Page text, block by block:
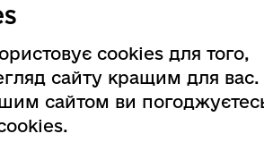
cookies для того,
сайту кращим для вас.
сайтом ви